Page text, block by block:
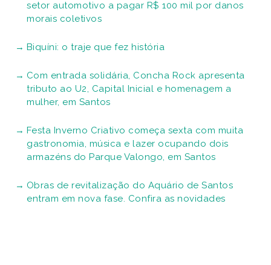
GRUPO LIBERADO JUNIOR \ MAIS SANTOS © COPYRIGHT 2013/2026